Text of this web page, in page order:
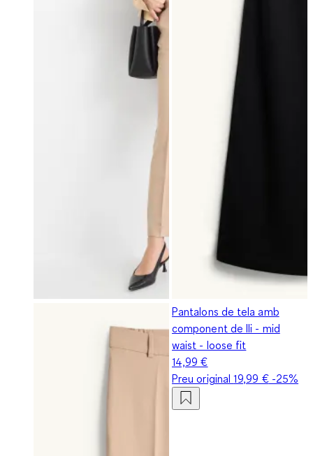
Pantalons de tela amb
component de lli - mid
waist - loose fit
14,99 €
Preu original19,99 €-25%